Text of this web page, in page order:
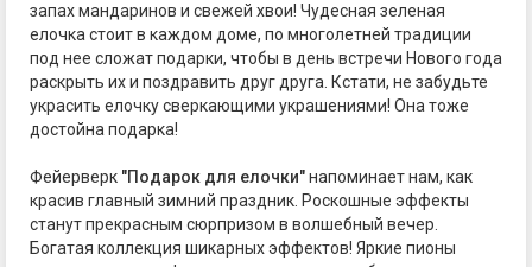
запах мандаринов и свежей хвои! Чудесная зеленая
елочка стоит в каждом доме, по многолетней традиции
под нее сложат подарки, чтобы в день встречи Нового года
раскрыть их и поздравить друг друга. Кстати, не забудьте
украсить елочку сверкающими украшениями! Она тоже
достойна подарка!
Фейерверк "Подарок для елочки"напоминает нам, как
красив главный зимний праздник. Роскошные эффекты
станут прекрасным сюрпризом в волшебный вечер.
Богатая коллекция шикарных эффектов! Яркие пионы